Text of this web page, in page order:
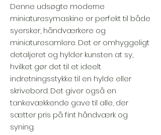
Denne udsøgte moderne
miniaturesymaskine er perfekt til både
syersker, håndværkere og
miniaturesamlere. Det er omhyggeligt
detaljeret og hylder kunsten at sy,
hvilket gør det til et ideelt
indretningsstykke til en hylde eller
skrivebord. Det giver også en
tankevækkende gave til alle, der
sætter pris på fint håndværk og
syning.